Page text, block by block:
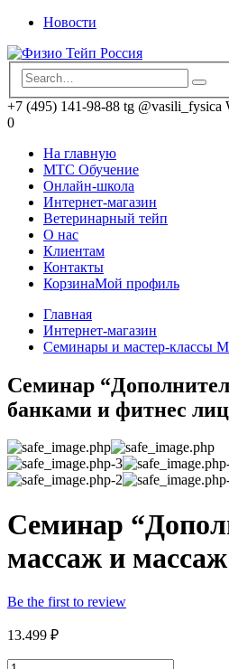
Новости
+7 (495) 141-98-88 tg @vasili_fysica
0
На главную
MTC Обучение
Онлайн-школа
Интернет-магазин
Ветеринарный тейп
О нас
Клиентам
Контакты
КорзинаМой профиль
Главная
Интернет-магазин
Семинары и мастер-классы
Семинар
банками и фитнес
Семинар
массаж и
Be the first to review
13.499 ₽